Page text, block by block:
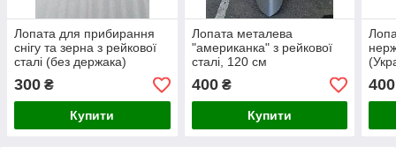
Лопата для прибирання
снігу та зерна з рейкової
сталі (без держака)
300 ₴
Купити
Лопата металева
"американка" з рейкової
сталі, 120 см
400₴
Купити
400